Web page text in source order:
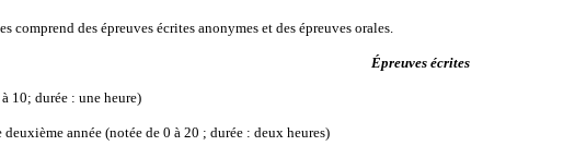
comprend des épreuves écrites anonymes et des épreuves orales.
Épreuves écrites
10; durée : une heure)
année (notée de 0 à 20 ; durée : deux heures)